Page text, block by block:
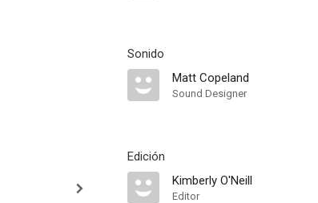
Sonido
Matt Copeland
Sound Designer
Edición
Kimberly O'Neill
Editor